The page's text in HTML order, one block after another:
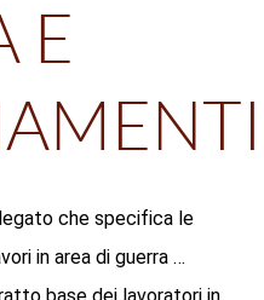
E
che specifica le
in area di guerra …